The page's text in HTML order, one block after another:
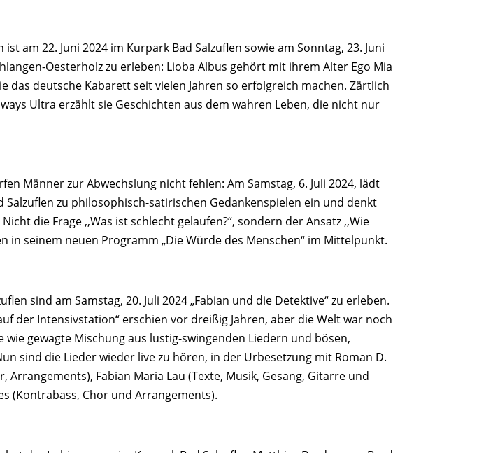
am 22. Juni 2024 im Kurpark Bad Salzuflen sowie am Sonntag, 23. Juni
Oesterholz zu erleben: Lioba Albus gehört mit ihrem Alter Ego Mia
das deutsche Kabarett seit vielen Jahren so erfolgreich machen. Zärtlich
Ultra erzählt sie Geschichten aus dem wahren Leben, die nicht nur
Männer zur Abwechslung nicht fehlen: Am Samstag, 6. Juli 2024, lädt
Salzuflen zu philosophisch-satirischen Gedankenspielen ein und denkt
die Frage ,,Was ist schlecht gelaufen?“, sondern der Ansatz ,,Wie
in seinem neuen Programm „Die Würde des Menschen“ im Mittelpunkt.
sind am Samstag, 20. Juli 2024 „Fabian und die Detektive“ zu erleben.
der Intensivstation“ erschien vor dreißig Jahren, aber die Welt war noch
gewagte Mischung aus lustig-swingenden Liedern und bösen,
sind die Lieder wieder live zu hören, in der Urbesetzung mit Roman D.
Arrangements), Fabian Maria Lau (Texte, Musik, Gesang, Gitarre und
(Kontrabass, Chor und Arrangements).